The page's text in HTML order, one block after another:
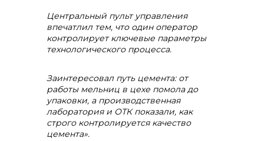
Контакты
+7 (423) 234 50 50
Центральный пульт управления
впечатлил тем, что один оператор
контролирует ключевые параметры
технологического процесса.
Заинтересовал путь цемента: от
работы мельниц в цехе помола до
упаковки, а производственная
лаборатория и ОТК показали, как
строго контролируется качество
цемента».